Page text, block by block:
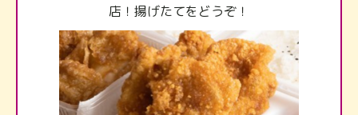
店！揚げたてをどうぞ！